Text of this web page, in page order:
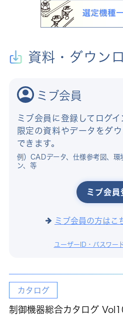
資料・ダウン
ミブ会員
ミブ会員に登録してログ
限定の資料やデータをダ
できます。
例）CADデータ、仕様参考図、環
ン、等
ミブ会員
ミブ会員の方はこ
ユーザーID・パスワー
カタログ
制御機器総合カタログ